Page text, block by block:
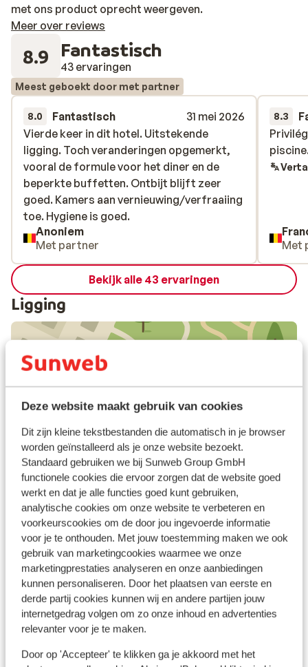
Deze website maakt gebruik van cookies
Dit zijn kleine tekstbestanden die automatisch in je browser
worden geïnstalleerd als je onze website bezoekt.
Standaard gebruiken we bij Sunweb Group GmbH
functionele cookies die ervoor zorgen dat de website goed
werkt en dat je alle functies goed kunt gebruiken,
analytische cookies om onze website te verbeteren en
voorkeurscookies om de door jou ingevoerde informatie
voor je te onthouden. Met jouw toestemming maken we ook
gebruik van marketingcookies waarmee we onze
marketingprestaties analyseren en onze aanbiedingen
kunnen personaliseren. Door het plaatsen van eerste en
derde partij cookies kunnen wij en andere partijen jouw
internetgedrag volgen om zo onze inhoud en advertenties
relevanter voor je te maken.
Door op 'Accepteer' te klikken ga je akkoord met het
met ons product oprecht weergeven.
Meer over reviews
8.9 Fantastisch
43 ervaringen
Meest geboekt door met partner
8.0 Fantastisch
31 mei 2026
Vierde keer in dit hotel. Uitstekende
ligging. Toch veranderingen opgemerkt,
vooral de formule voor het diner en de
beperkte buffetten. Ontbijt blijft zeer
goed. Kamers aan vernieuwing/verfraaiing
toe. Hygiene is goed.
Vierde keer in dit hotel. Uitstekende
ligging. Toch veranderingen opgemerkt,
vooral de formule voor het diner en de
beperkte buffetten. Ontbijt blijft zeer
goed. Kamers aan vernieuwing/verfraaiing
toe. Hygiene is goed.
Anoniem
Met partner
8.3
Met
Bekijk alle 43 ervaringen
Ligging
Bekijk op kaart
In de buurt
Strand: 300 m
Centrum: 200 m
Afstand tot luchthaven circa 40,0 kilometer
Winkels: 100 m
Restaurant: 100 m
Ook interessant voor jou